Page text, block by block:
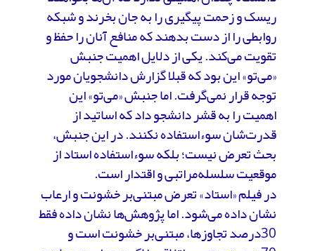
ریسک و زحمت پیگیری را به جان بخرند و شبکه
روابطی را از دست بدهند که منافع آنان را حفظ و
تقویت می‌کند. یکی از دلایل اهمیت جنبش
«می‌تو» این بود که قبلا گزارش دانشجویان مورد
توجه قرار نمی‌گرفت. اما جنبش «می‌تو» این
اهمیت را به قشر دانشجو داد که اساتید از
قدرت‌شان سوءاستفاده نکنند. در این جنبش،
بحث تعرض نیست؛ بلکه سوءاستفاده استاد از
موقعیت سلسله‌مراتبی و اقتدار است.
در فیلم «استاد» تعرض مبتنی‌بر خشونت و ارعاب
نشان داده می‌شود. اما پژوهش‌ها نشان داده فقط
30درصد تجاوزها، مبتنی‌بر خشونت است و